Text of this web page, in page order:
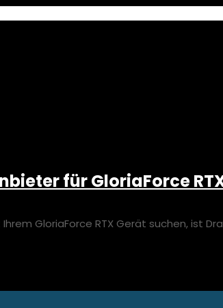
für GloriaForce
GloriaForce RTX Gerät suchen, ist